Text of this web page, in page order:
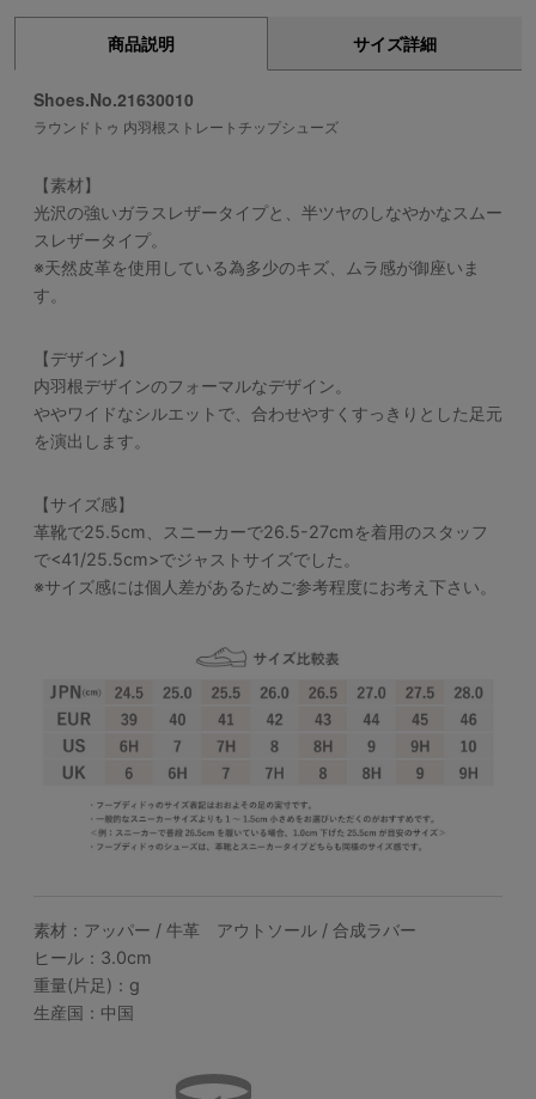
商品説明 サイズ詳細
Shoes.No.21630010
ラウンドトゥ 内羽根ストレートチップシューズ
【素材】
光沢の強いガラスレザータイプと、半ツヤのしなやかなスムー
スレザータイプ。
※天然皮革を使用している為多少のキズ、ムラ感が御座いま
す。
【デザイン】
内羽根デザインのフォーマルなデザイン。
ややワイドなシルエットで、合わせやすくすっきりとした足元
を演出します。
【サイズ感】
革靴で25.5cm、スニーカーで26.5-27cmを着用のスタッフ
で<41/25.5cm>でジャストサイズでした。
※サイズ感には個人差があるためご参考程度にお考え下さい。
素材：アッパー / 牛革 アウトソール / 合成ラバー
ヒール：3.0cm
重量(片足)：g
生産国：中国